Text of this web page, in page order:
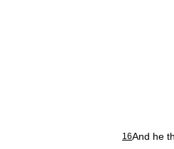
16And he